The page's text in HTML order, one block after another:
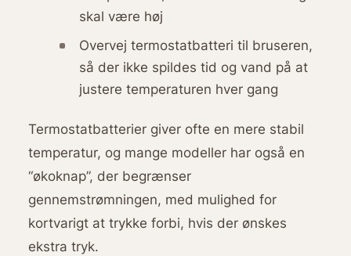
skal være høj
Overvej termostatbatteri til bruseren,
så der ikke spildes tid og vand på at
justere temperaturen hver gang
Termostatbatterier giver ofte en mere stabil
temperatur, og mange modeller har også en
“økoknap”, der begrænser
gennemstrømningen, med mulighed for
kortvarigt at trykke forbi, hvis der ønskes
ekstra tryk.